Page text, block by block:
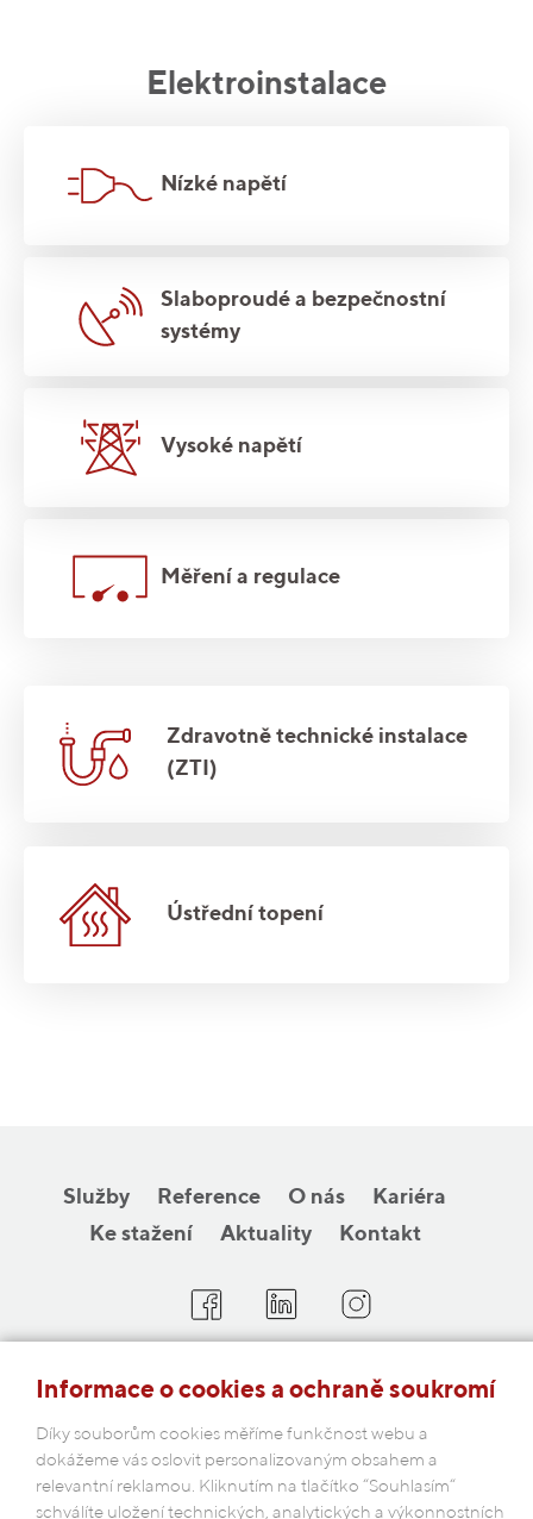
Elektroinstalace
Nízké napětí
Slaboproudé a bezpečnostní
systémy
Vysoké napětí
Měření a regulace
Zdravotně technické instalace
(ZTI)
Ústřední topení
Služby Reference O nás
Kariéra
Ke stažení
Aktuality Kontakt
COBAP s.r.o.
Česká republika
Podmínky ochrany osobních údajů
Informace o cookies a ochraně soukromí
Díky souborům cookies měříme funkčnost webu a
dokážeme vás oslovit personalizovaným obsahem a
relevantní reklamou. Kliknutím na tlačítko “Souhlasím“
schválíte uložení technických, analytických a výkonnostních